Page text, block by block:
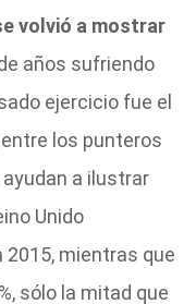
volvió a mostrar
años sufriendo
ejercicio fue el
los punteros
a ilustrar
Unido
2015, mientras que
sólo la mitad que